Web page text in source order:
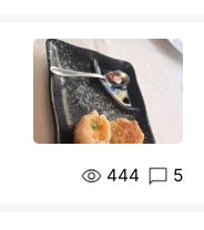
444 5